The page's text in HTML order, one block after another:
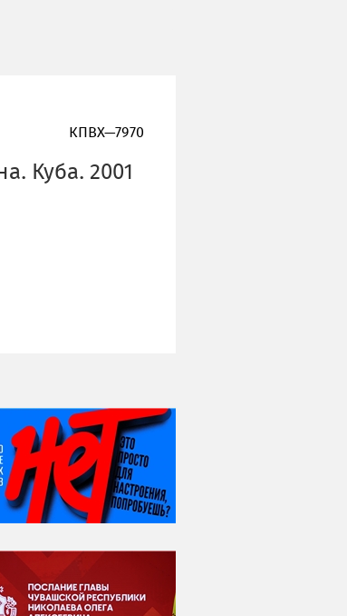
КПВХ—7970
Куба. 2001
БЕЗ ДАТЫ...
ДЕНЬ